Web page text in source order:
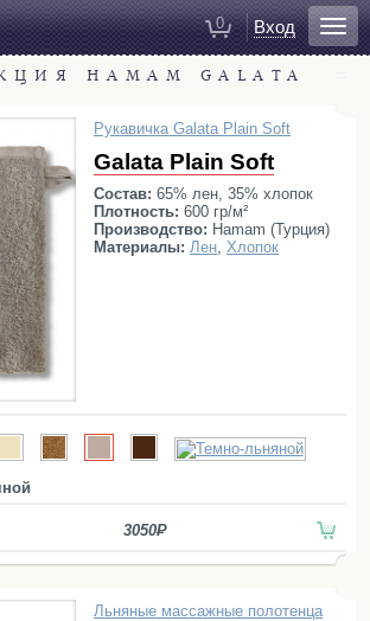
0 Вход
Для ванной
Полотенца
Коврики для ванной
Тапочки
Рукавицы для душа
Покрывала
Пледы
Декоративные подушки
Простыни
Наволочки
Балетки
HAMAM GALATA
Рукавичка Galata Plain Soft
Galata Plain Soft
Состав: 65% лен, 35% хлопок
Плотность: 600 гр/м²
Производство: Hamam (Турция)
Материалы: Лен, Хлопок
3050
Льняные массажные полотенца